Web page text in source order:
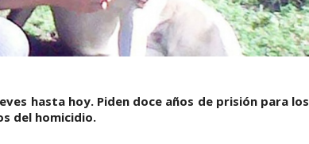
hasta hoy. Piden doce años de prisión para los
del homicidio.